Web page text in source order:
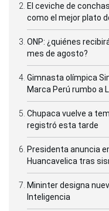
El ceviche de
como el mejor plato
ONP: ¿quiénes
mes de agosto?
Gimnasta olímpica
Marca Perú rumbo a
Chupaca vuelve a
registró esta tarde
Presidenta anuncia
Huancavelica tras
Mininter designa
Inteligencia